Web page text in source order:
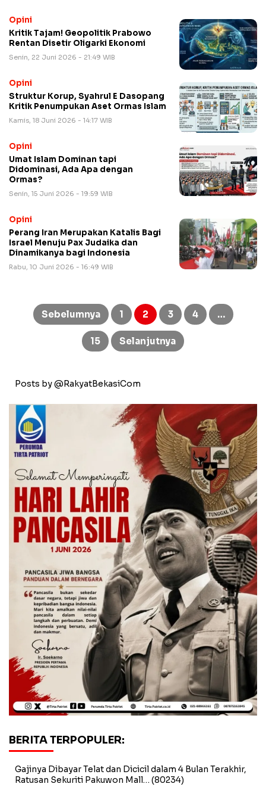
Opini
Kritik Tajam! Geopolitik Prabowo
Rentan Disetir Oligarki Ekonomi
Senin, 22 Juni 2026 - 21:49 WIB
Opini
​Struktur Korup, Syahrul E Dasopang
Kritik Penumpukan Aset Ormas Islam
Kamis, 18 Juni 2026 - 14:17 WIB
Opini
Umat Islam Dominan tapi
Didominasi, Ada Apa dengan
Ormas?
Senin, 15 Juni 2026 - 19:59 WIB
Opini
Perang Iran Merupakan Katalis Bagi
Israel Menuju Pax Judaika dan
Dinamikanya bagi Indonesia
Rabu, 10 Juni 2026 - 16:49 WIB
Paginasi
posSebelumnya 1 2 3 4 …
15 Selanjutnya
Posts by @RakyatBekasiCom
BERITA TERPOPULER:
Gajinya Dibayar Telat dan Dicicil dalam 4 Bulan Terakhir,
Ratusan Sekuriti Pakuwon Mall… (80234)